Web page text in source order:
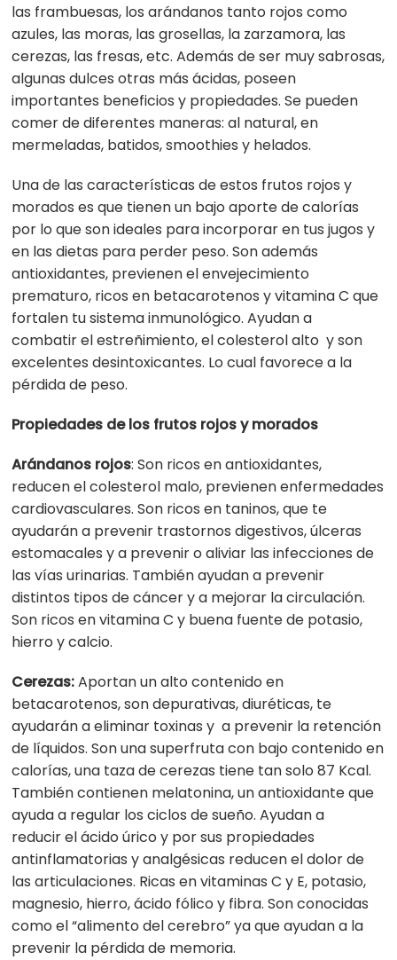
las frambuesas, los arándanos tanto rojos como
azules, las moras, las grosellas, la zarzamora, las
cerezas, las fresas, etc. Además de ser muy sabrosas,
algunas dulces otras más ácidas, poseen
importantes beneficios y propiedades. Se pueden
comer de diferentes maneras: al natural, en
mermeladas, batidos, smoothies y helados.
Una de las características de estos frutos rojos y
morados es que tienen un bajo aporte de calorías
por lo que son ideales para incorporar en tus jugos y
en las dietas para perder peso. Son además
antioxidantes, previenenelenvejecimiento
prematuro, ricos en betacarotenos y vitamina C que
fortalen tusistema inmunológico. Ayudan a
combatirelestreñimiento,elcolesterol alto y son
excelentes desintoxicantes. Lo cual favorece a la
pérdida de peso.
Propiedades de los frutos rojos y morados
Arándanos rojos: Son ricos en antioxidantes,
reducenelcolesterol malo, previenen enfermedades
cardiovasculares. Son ricos en taninos, que te
ayudarán a prevenir trastornos digestivos, úlceras
estomacales y a prevenir o aliviar las infecciones de
las vías urinarias. También ayudan a prevenir
distintos tipos de cáncer y a mejorar la circulación.
Son ricos en vitamina C y buena fuente de potasio,
hierro y calcio.
Cerezas:Aportan un alto contenido en
betacarotenos, son depurativas, diuréticas, te
ayudarán a eliminar toxinas y a prevenir la retención
de líquidos. Son una superfruta con bajo contenido en
calorías, una taza de cerezas tiene tan solo 87 Kcal.
También contienen melatonina, un antioxidante que
ayuda a regular los ciclos de sueño. Ayudan a
reducirelácido úrico y por sus propiedades
antinflamatorias y analgésicas reduceneldolor de
las articulaciones. Ricas en vitaminas C y E, potasio,
magnesio, hierro, ácido fólico y fibra. Son conocidas
comoel“alimento del cerebro” ya que ayudan a la
prevenir la pérdida de memoria.